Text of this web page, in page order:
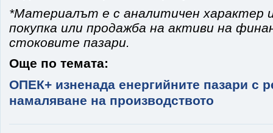
*Материалът е с аналитичен характер
покупка или продажба на активи на
стоковите пазари.
Още по темата:
ОПЕК+ изненада енергийните пазари с
намаляване на производството